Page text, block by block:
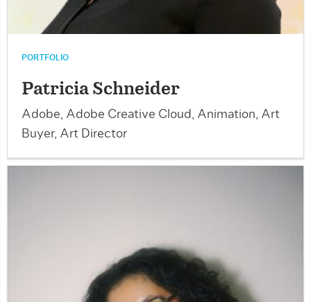
PORTFOLIO
Patricia Schneider
Adobe, Adobe Creative Cloud, Animation, Art
Buyer, Art Director